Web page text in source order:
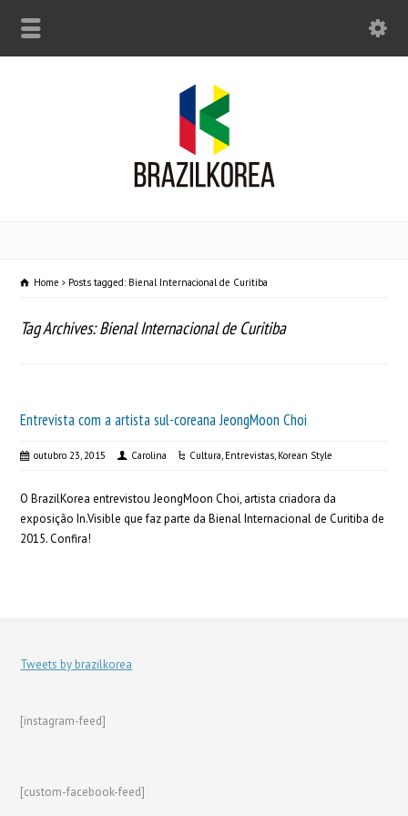
Home Posts tagged: Bienal Internacional de Curitiba
Tag Archives: Bienal Internacional de Curitiba
Entrevista com a artista sul-coreana JeongMoon Choi
outubro 23, 2015 Carolina Cultura, Entrevistas, Korean Style
O BrazilKorea entrevistou JeongMoon Choi, artista criadora da
exposição In.Visible que faz parte da Bienal Internacional de Curitiba de
2015. Confira!
Tweets by brazilkorea
[instagram-feed]
[custom-facebook-feed]